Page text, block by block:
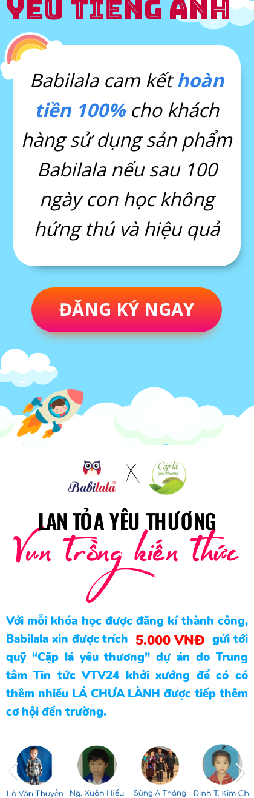
YÊU TIẾNG ANH
Babilala cam kếthoàn
tiền 100% cho khách
hàng sử dụng sản phẩm
Babilala nếu sau 100
ngày con học không
hứng thú và hiệu quả
ĐĂNG KÝ NGAY
Với mỗi khóa học được đăng kí thành công,
Babilala xin được trích gửi tới
quỹ “Cặp lá yêu thương” dự án do Trung
tâm Tin tức VTV24 khởi xướng để có có
thêm nhiều LÁ CHƯA LÀNH được tiếp thêm
cơ hội đến trường.
5.000 VNĐ